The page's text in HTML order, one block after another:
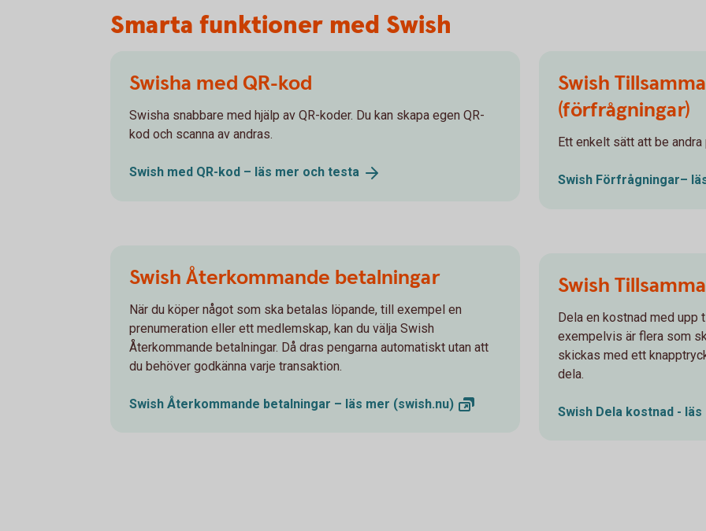
Smarta funktioner med Swish
Swisha med QR-kod
Swisha snabbare med hjälp av QR-koder. Du kan skapa egen QR-
kod och scanna av andras.
Swish med QR-kod – läs mer och testa
Swish Återkommande betalningar
När du köper något som ska betalas löpande, till exempel en
prenumeration eller ett medlemskap, kan du välja Swish
Återkommande betalningar. Då dras pengarna automatiskt utan att
du behöver godkänna varje transaktion.
Swish Återkommande betalningar – läs mer (swish.nu)
Swish
(förfrågningar)
Ett enkelt sätt att be
Swish Förfrågningar–
Swish
Dela en kostnad med upp
exempelvis är flera som
skickas med ett
dela.
Swish Dela kostnad -